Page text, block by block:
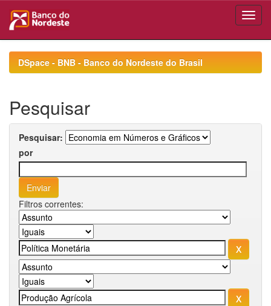
navigationDSpace - BNB - Banco do Nordeste do Brasil
Pesquisar
Pesquisar:
por
Filtros correntes: